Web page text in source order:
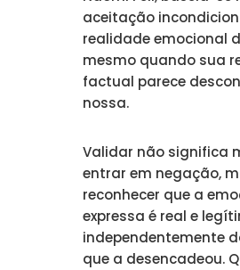
aceitação
realidade emocional
mesmo quando sua
factual parece
nossa.
Validar não significa
entrar em negação,
reconhecer que a
expressa é real e
independentemente
que a desencadeou.